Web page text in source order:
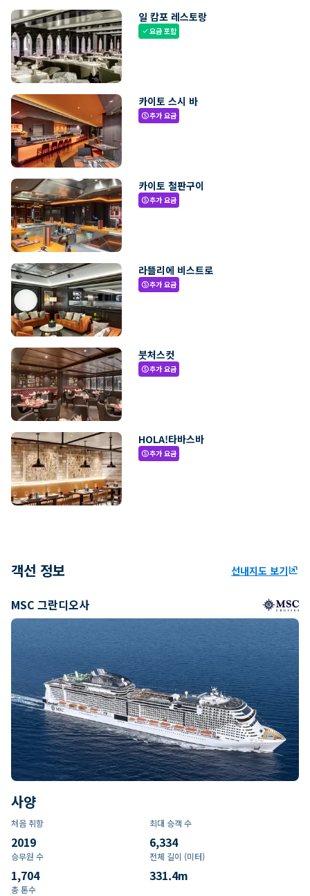
일 캄포 레스토랑
check요금 포함
카이토 스시 바
paid추가 요금
카이토 철판구이
paid추가 요금
라뜰리에 비스트로
paid추가 요금
붓처스컷
paid추가 요금
HOLA!타바스바
paid추가 요금
객선 정보 선내지도 보기ungroup
MSC 그란디오사
사양
처음 취항
2019
최대 승객 수
6,334
승무원 수
1,704
전체 길이 (미터)
331.4m
총 톤수